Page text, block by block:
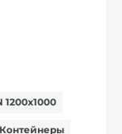
1200x1000
Контейнеры